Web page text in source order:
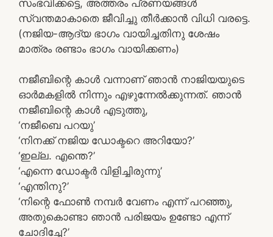
സംഭവിക്കട്ടെ, അത്തരം പ്രണയങ്ങൾ
സ്വന്തമാകാതെ ജീവിച്ചു തീർക്കാൻ വിധി വരട്ടെ.
(നജിയ-ആദ്യ ഭാഗം വായിച്ചതിനു ശേഷം
മാത്രം രണ്ടാം ഭാഗം വായിക്കണം)
നജീബിന്റെ കാൾ വന്നാണ് ഞാൻ നാജിയയുടെ
ഓർമകളിൽ നിന്നും എഴുന്നേൽക്കുന്നത്. ഞാൻ
നജീബിന്റെ കാൾ എടുത്തു,
‘നജീബെ പറയു’
‘നിനക്ക് നജിയ ഡോക്ടറെ അറിയോ?’
‘ഇല്ല. എന്തെ?’
‘എന്നെ ഡോക്ടർ വിളിച്ചിരുന്നു’
‘എന്തിനു?’
‘നിന്റെ ഫോൺ നമ്പർ വേണം എന്ന് പറഞ്ഞു,
അതുകൊണ്ടാ ഞാൻ പരിജയം ഉണ്ടോ എന്ന്
ചോദിച്ചേ?’